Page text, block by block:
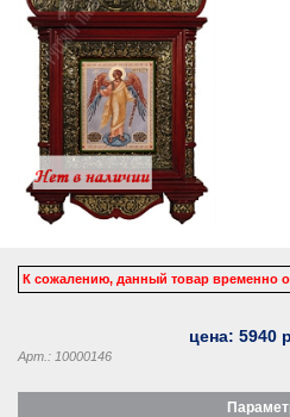
К сожалению, данный товар временно
цена: 5940
Арт.: 10000146